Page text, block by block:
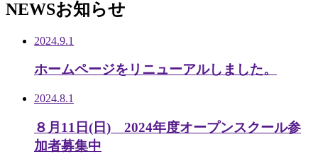
NEWSお知らせ
2024.9.1
ホームページをリニューアルしました。
2024.8.1
８月11日(日) 2024年度オープンスクール参
加者募集中